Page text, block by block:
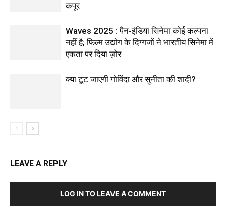
कपूर
Waves 2025 : पैन-इंडिया सिनेमा कोई कल्पना
नहीं है; फिल्म उद्योग के दिग्गजों ने भारतीय सिनेमा में
एकता पर दिया ज़ोर
क्या टूट जाएगी गोविंदा और सुनीता की शादी?
LEAVE A REPLY
LOG IN TO LEAVE A COMMENT